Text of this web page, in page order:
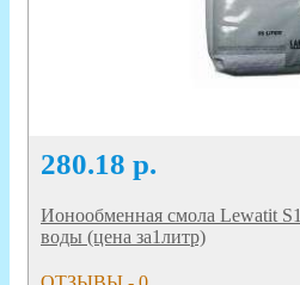
280.18 р.
Ионообменная смола Lewatit
воды (цена за1литр)